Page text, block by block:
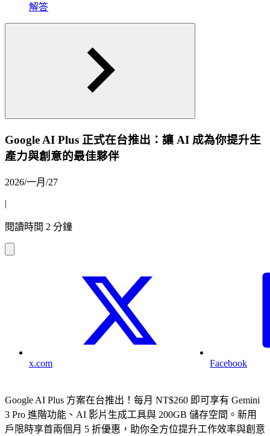
解答
Google AI Plus 正式在台推出：讓 AI 成為你提升生
產力與創意的最佳夥伴
2026/一月/27
|
閱讀時間 2 分鐘
x.com Facebook
Google AI Plus 方案在台推出！每月 NT$260 即可享有 Gemini
3 Pro 進階功能、AI 影片生成工具與 200GB 儲存空間。新用
戶限時享首兩個月 5 折優惠，助你全方位提升工作效率與創意